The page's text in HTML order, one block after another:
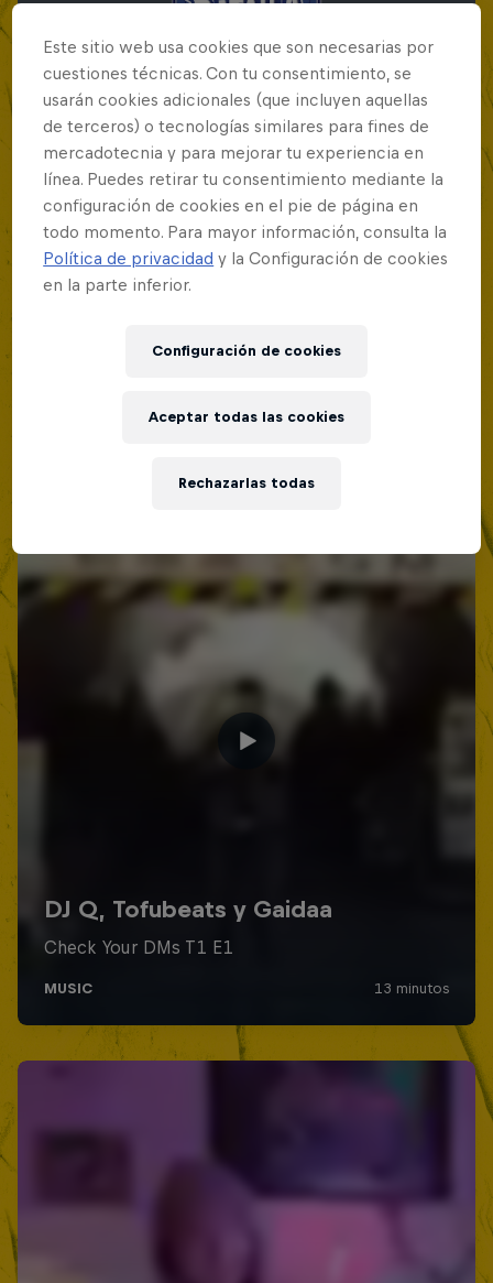
Red Bull Batalla Final Torneo de Plazas
2026
19 Septiembre 2026
Este sitio web usa cookies que son necesarias por
cuestiones técnicas. Con tu consentimiento, se
usarán cookies adicionales (que incluyen aquellas
de terceros) o tecnologías similares para fines de
mercadotecnia y para mejorar tu experiencia en
línea. Puedes retirar tu consentimiento mediante la
configuración de cookies en el pie de página en
todo momento. Para mayor información, consulta la
Política de privacidad y la Configuración de cookies
en la parte inferior.
Configuración de cookies
Rechazarlas todas
Aceptar todas las cookies